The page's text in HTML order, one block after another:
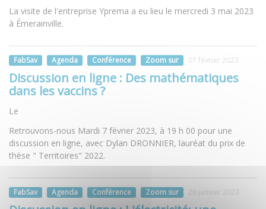
La visite de l'entreprise Yprema a eu lieu le mercredi 3 mai 2023
à Émerainville.
FabSav Agenda Conférence Zoom sur 07 février 2023
Discussion en ligne : Des mathématiques
dans les vaccins ?
Le
Retrouvons-nous Mardi 7 février 2023, à 19 h 00 pour une
discussion en ligne, avec Dylan DRONNIER, lauréat du prix de
thèse " Territoires" 2022.
FabSav Agenda Conférence Zoom sur 26 janvier 2023